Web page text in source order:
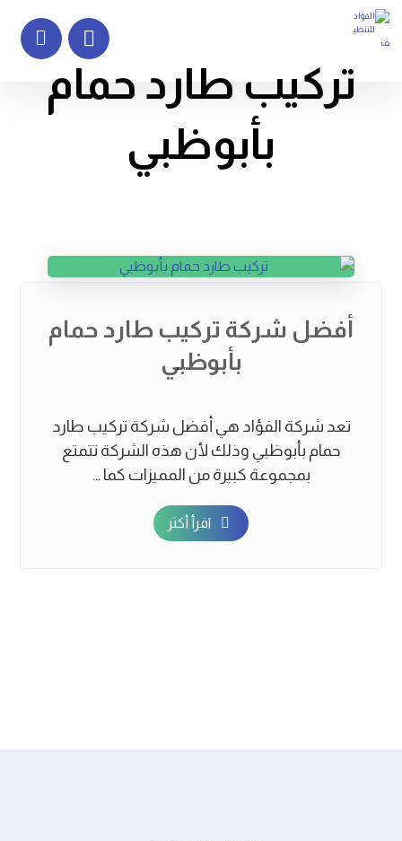
تركيب طارد حمام
بأبوظبي
أفضل شركة تركيب طارد حمام
بأبوظبي
تعد شركة الفؤاد هي أفضل شركة تركيب طارد
حمام بأبوظبي وذلك لأن هذه الشركة تتمتع
بمجموعة كبيرة من المميزات كما ...
اقرأ أكثر